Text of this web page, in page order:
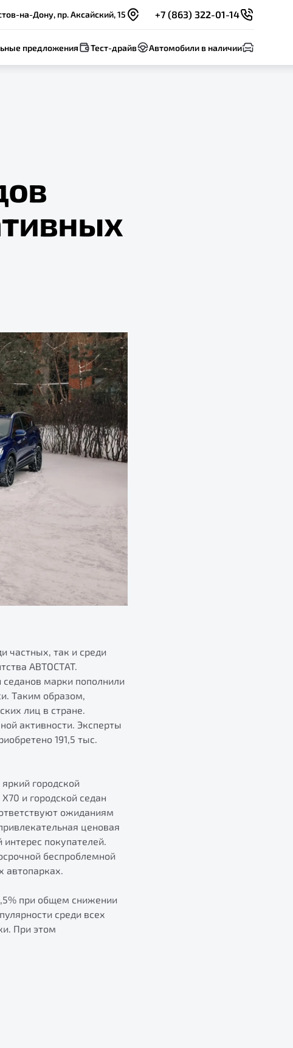
на-Дону, пр. Аксайский, 15 +7 (863) 322-01-14
предложения Тест-драйв Автомобили в наличии
частных, так и среди
АВТОСТАТ.
седанов марки пополнили
Таким образом,
лиц в стране.
активности. Эксперты
191,5 тыс.
городской
и городской седан
ожиданиям
ценовая
покупателей.
беспроблемной
автопарках.
при общем снижении
среди всех
При этом